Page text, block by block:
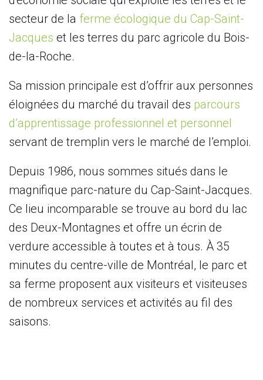
secteur de la ferme écologique du Cap-Saint-
Jacques et les terres du parc agricole du Bois-
de-la-Roche.
Sa mission principale est d’offrir aux personnes
éloignées du marché du travail des parcours
d’apprentissage professionnel et personnel
servant de tremplin vers le marché de l’emploi.
Depuis 1986, nous sommes situés dans le
magnifique parc-nature du Cap-Saint-Jacques.
Ce lieu incomparable se trouve au bord du lac
des Deux-Montagnes et offre un écrin de
verdure accessible à toutes et à tous. À 35
minutes du centre-ville de Montréal, le parc et
sa ferme proposent aux visiteurs et visiteuses
de nombreux services et activités au fil des
saisons.